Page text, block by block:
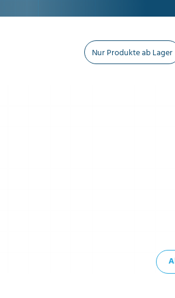
Nur Produkte ab Lager